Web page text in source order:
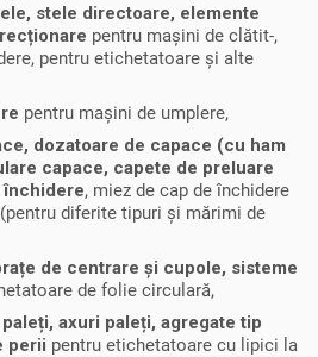
stele directoare, elemente
pentru mașini de clătit-,
pentru etichetatoare și alte
pentru mașini de umplere,
dozatoare de capace (cu ham
capace, capete de preluare
închidere, miez de cap de închidere
diferite tipuri și mărimi de
de centrare și cupole, sisteme
de folie circulară,
axuri paleți, agregate tip
perii pentru etichetatoare cu lipici la